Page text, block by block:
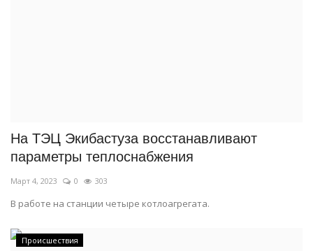
На ТЭЦ Экибастуза восстанавливают
параметры теплоснабжения
Март 4, 2023 0 303
В работе на станции четыре котлоагрегата.
Происшествия